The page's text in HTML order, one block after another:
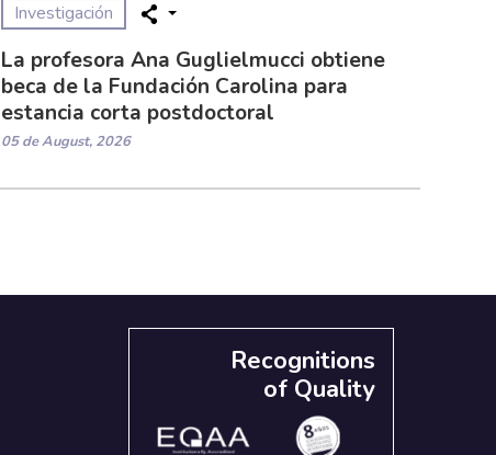
Investigación
La profesora Ana Guglielmucci obtiene
beca de la Fundación Carolina para
estancia corta postdoctoral
05 de August, 2026
Recognitions
of Quality